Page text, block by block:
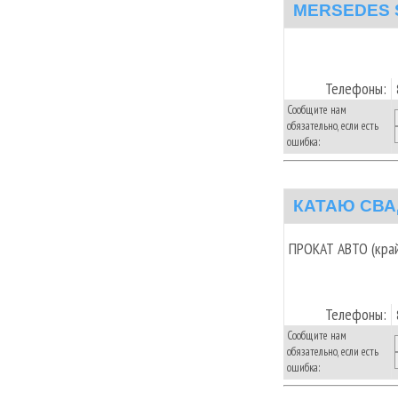
MERSEDES
Телефоны:
Сообщите нам
обязательно, если есть
ошибка:
КАТАЮ
ПРОКАТ АВТО
Телефоны:
Сообщите нам
обязательно, если есть
ошибка: